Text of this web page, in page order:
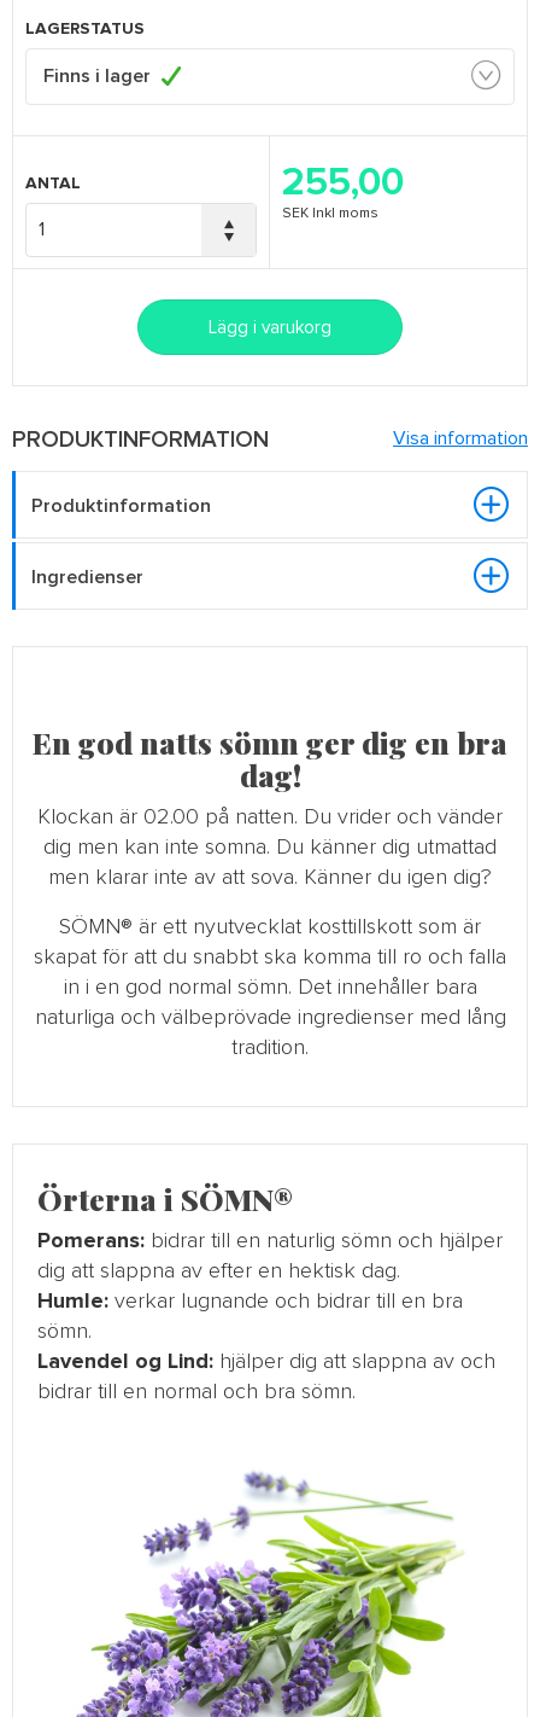
LAGERSTATUS
Finns i lager
ANTAL 255,00
SEK Inkl moms
Lägg i varukorg
PRODUKTINFORMATION Visa information
Produktinformation
Ingredienser
En god natts sömn ger dig en bra
dag!
Klockan är 02.00 på natten. Du vrider och vänder
dig men kan inte somna. Du känner dig utmattad
men klarar inte av att sova. Känner du igen dig?
SÖMN® är ett nyutvecklat kosttillskott som är
skapat för att du snabbt ska komma till ro och falla
in i en god normal sömn. Det innehåller bara
naturliga och välbeprövade ingredienser med lång
tradition.
Örterna i SÖMN®
Pomerans: bidrar till en naturlig sömn och hjälper
dig att slappna av efter en hektisk dag.
Humle: verkar lugnande och bidrar till en bra
sömn.
Lavendel og Lind: hjälper dig att slappna av och
bidrar till en normal och bra sömn.